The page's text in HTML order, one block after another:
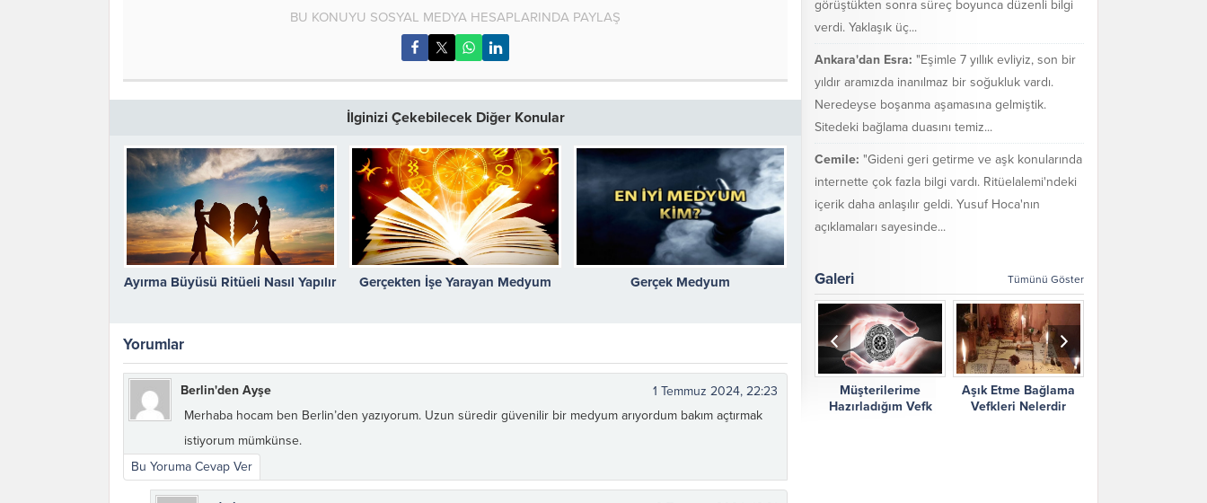
BU KONUYU SOSYAL MEDYA HESAPLARINDA PAYLAŞ
İlginizi Çekebilecek Diğer Konular
Ayırma Büyüsü Ritüeli Nasıl Yapılır Gerçekten İşe Yarayan Medyum Gerçek Medyum
Yorumlar
Berlin'den Ayşe
1 Temmuz 2024, 22:23
Merhaba hocam ben Berlin’den yazıyorum. Uzun süredir güvenilir bir medyum arıyordum bakım açtırmak
istiyorum mümkünse.
Bu Yoruma Cevap Ver
görüştükten sonra süreç boyunca düzenli bilgi
verdi. Yaklaşık üç...
Ankara'dan Esra: "Eşimle 7 yıllık evliyiz, son bir
yıldır aramızda inanılmaz bir soğukluk vardı.
Neredeyse boşanma aşamasına gelmiştik.
Sitedeki bağlama duasını temiz...
Cemile: "Gideni geri getirme ve aşk konularında
internette çok fazla bilgi vardı. Ritüelalemi'ndeki
içerik daha anlaşılır geldi. Yusuf Hoca'nın
açıklamaları sayesinde...
Galeri Tümünü Göster
Dua ve Etkileri
Zırh için Yazıln Vefkler
Vefk Yazmak İçin
Müşterilerime
Hazırladığım Vefk
Aşık Etme Bağlama
Vefkleri Nelerdir